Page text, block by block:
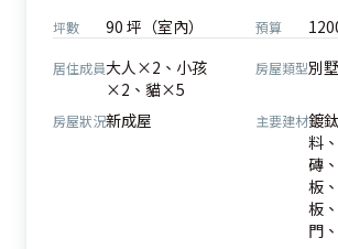
坪數 90 坪（室內） 預算
居住成員大人×2、小孩
×2、貓×5
房屋類型別墅
房屋狀況新成屋 主要建材鍍
料
磚
板
板
門